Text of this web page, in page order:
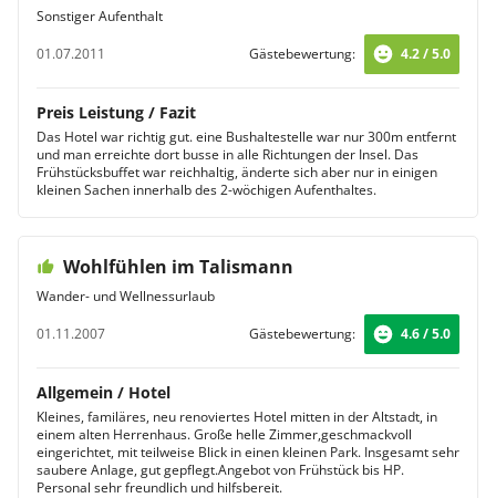
Sonstiger Aufenthalt
01.07.2011
Gästebewertung: 4.2 / 5.0
Preis Leistung / Fazit
Das Hotel war richtig gut. eine Bushaltestelle war nur 300m entfernt
und man erreichte dort busse in alle Richtungen der Insel. Das
Frühstücksbuffet war reichhaltig, änderte sich aber nur in einigen
kleinen Sachen innerhalb des 2-wöchigen Aufenthaltes.
Wohlfühlen im Talismann
Wander- und Wellnessurlaub
01.11.2007
Gästebewertung: 4.6 / 5.0
Allgemein / Hotel
Kleines, familäres, neu renoviertes Hotel mitten in der Altstadt, in
einem alten Herrenhaus. Große helle Zimmer,geschmackvoll
eingerichtet, mit teilweise Blick in einen kleinen Park. Insgesamt sehr
saubere Anlage, gut gepflegt.Angebot von Frühstück bis HP.
Personal sehr freundlich und hilfsbereit.